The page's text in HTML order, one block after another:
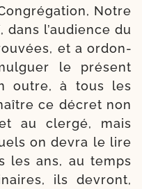
Notre
dans l’au­dience du
et a ordon­
le pré­sent
outre, à tous les
ce décret non
au cler­gé, mais
on devra le lire
les ans, au temps
ils devront,